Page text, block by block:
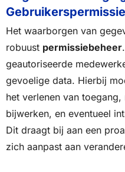
Het waarborgen van
robuust permissiebeheer
geautoriseerde
gevoelige data. Hierbij
het verlenen van
bijwerken, en eventueel
Dit draagt bij aan een
zich aanpast aan